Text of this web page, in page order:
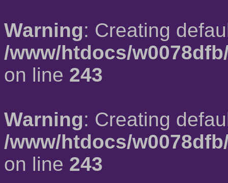
Warning: Creating
/www/htdocs/
on line 243
Warning: Creating
/www/htdocs/
on line 243